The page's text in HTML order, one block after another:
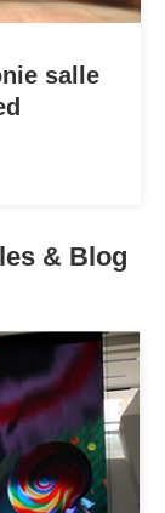
salle
& Blog